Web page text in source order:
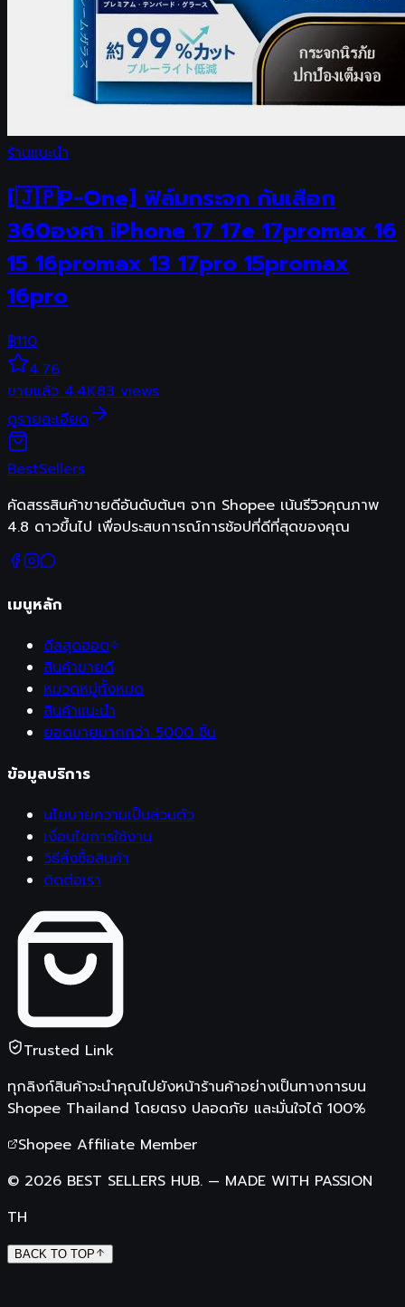
ร้านแนะนำ
[🇯🇵P-One] ฟิล์มกระจก กันเสือก
360องศา iPhone 17 17e 17promax 16
15 16promax 13 17pro 15promax
16pro
฿110
4.76
ขายแล้ว 4.4K83 views
ดูรายละเอียด
BestSellers
คัดสรรสินค้าขายดีอันดับต้นๆ จาก Shopee เน้นรีวิวคุณภาพ
4.8 ดาวขึ้นไป เพื่อประสบการณ์การช้อปที่ดีที่สุดของคุณ
เมนูหลัก
ดีลสุดฮอต
สินค้าขายดี
หมวดหมู่ทั้งหมด
สินค้าแนะนำ
ยอดขายมากกว่า 5000 ชิ้น
ข้อมูลบริการ
นโยบายความเป็นส่วนตัว
เงื่อนไขการใช้งาน
วิธีสั่งซื้อสินค้า
ติดต่อเรา
Trusted Link
ทุกลิงก์สินค้าจะนำคุณไปยังหน้าร้านค้าอย่างเป็นทางการบน
Shopee Thailand โดยตรง ปลอดภัย และมั่นใจได้ 100%
Shopee Affiliate Member
© 2026 BEST SELLERS HUB. — MADE WITH PASSION
TH
BACK TO TOP